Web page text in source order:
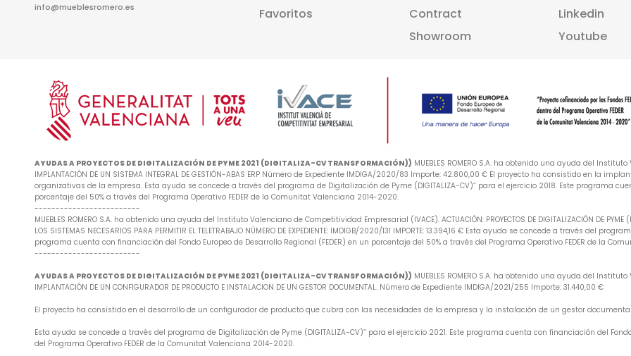
info@mueblesromero.es
Favoritos
Contract
Showroom
Linkedin
Youtube
AYUDAS A PROYECTOS DE DIGITALIZACIÓN DE PYME 2021 (DIGITALIZA-CV TRANSFORMACIÓN)) MUEBLES ROMERO S.A. ha obtenido una ayuda del
IMPLANTACIÓN DE UN SISTEMA INTEGRAL DE GESTIÓN-ABAS ERP Número de Expediente IMDIGA/2020/83 Importe: 42.800,00 € El proyecto ha consistido en la
organizativas de la empresa. Esta ayuda se concede a través del programa de Digitalización de Pyme (DIGITALIZA-CV)” para el ejercicio 2018. Este programa
porcentaje del 50% a través del Programa Operativo FEDER de la Comunitat Valenciana 2014-2020.
-------------------------
MUEBLES ROMERO S.A. ha obtenido una ayuda del Instituto Valenciano de Competitividad Empresarial (IVACE). ACTUACIÓN: PROYECTOS DE DIGITALIZACIÓN DE PYME
LOS SISTEMAS NECESARIOS PARA PERMITIR EL TELETRABAJO NÚMERO DE EXPEDIENTE: IMDIGB/2020/131 IMPORTE: 13.394,16 € Esta ayuda se concede a través del
programa cuenta con financiación del Fondo Europeo de Desarrollo Regional (FEDER) en un porcentaje del 50% a través del Programa Operativo FEDER de la
-------------------------
AYUDAS A PROYECTOS DE DIGITALIZACIÓN DE PYME 2021 (DIGITALIZA-CV TRANSFORMACIÓN)) MUEBLES ROMERO S.A. ha obtenido una ayuda del
IMPLANTACIÓN DE UN CONFIGURADOR DE PRODUCTO E INSTALACION DE UN GESTOR DOCUMENTAL. Número de Expediente IMDIGA/2021/255 Importe: 31.440,00 €
El proyecto ha consistido en el desarrollo de un configurador de producto que cubra con las necesidades de la empresa y la instalación de un gestor
Esta ayuda se concede a través del programa de Digitalización de Pyme (DIGITALIZA-CV)” para el ejercicio 2021. Este programa cuenta con financiación del
del Programa Operativo FEDER de la Comunitat Valenciana 2014-2020.